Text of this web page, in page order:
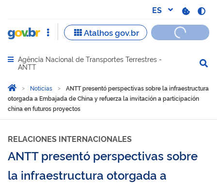
Abrir menu principal de navegação
Agência Nacional de Transportes Terrestres -
ANTT
Você está aqui:
InicioNoticias
ANTT presentó perspectivas sobre la infraestructura
otorgada a Embajada de China y refuerza la invitación a participación
china en futuros proyectos
RELACIONES INTERNACIONALES
ANTT presentó perspectivas sobre
la infraestructura otorgada a